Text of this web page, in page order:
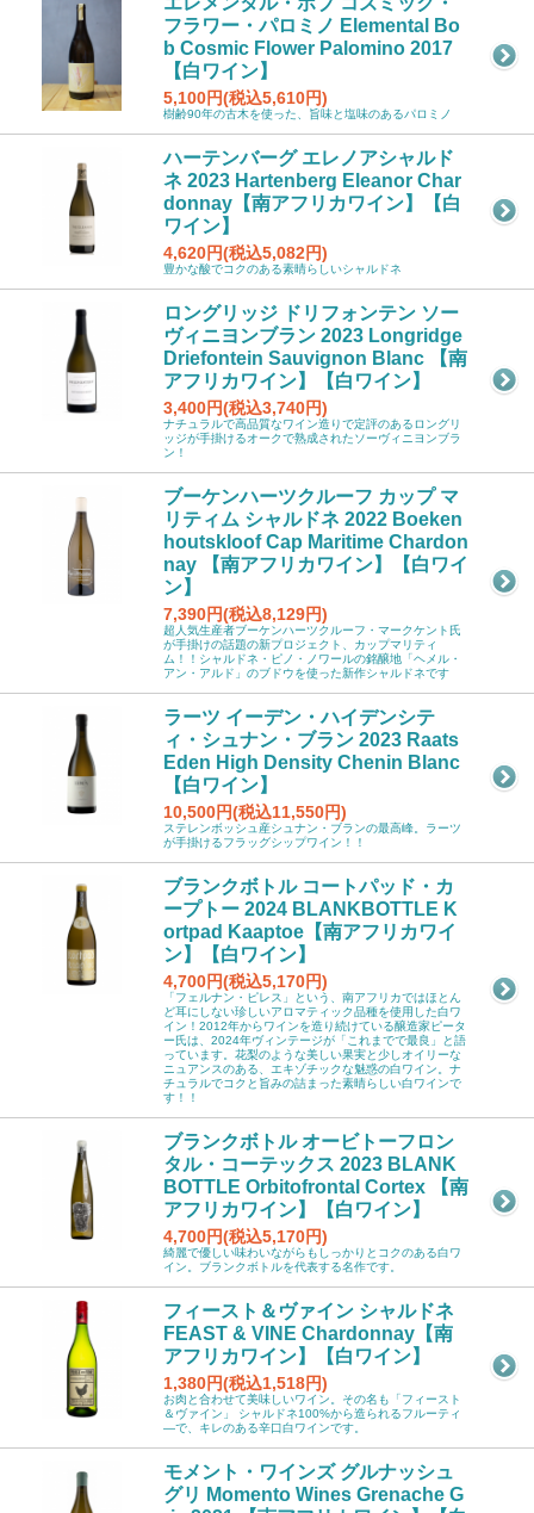
フラワー・パロミノ Elemental Bo
b Cosmic Flower Palomino 2017
【白ワイン】
5,100円(税込5,610円)
樹齢90年の古木を使った、旨味と塩味のあるパロミノ
ハーテンバーグ エレノアシャルド
ネ 2023 Hartenberg Eleanor Char
donnay【南アフリカワイン】【白
ワイン】
4,620円(税込5,082円)
豊かな酸でコクのある素晴らしいシャルドネ
ロングリッジ ドリフォンテン ソー
ヴィニヨンブラン 2023 Longridge
Driefontein Sauvignon Blanc 【南
アフリカワイン】【白ワイン】
3,400円(税込3,740円)
ナチュラルで高品質なワイン造りで定評のあるロングリ
ッジが手掛けるオークで熟成されたソーヴィニヨンブラ
ン！
ブーケンハーツクルーフ カップ マ
リティム シャルドネ 2022 Boeken
houtskloof Cap Maritime Chardon
nay 【南アフリカワイン】【白ワイ
ン】
7,390円(税込8,129円)
超人気生産者ブーケンハーツクルーフ・マークケント氏
が手掛けの話題の新プロジェクト、カップマリティ
ム！！シャルドネ・ピノ・ノワールの銘醸地「ヘメル・
アン・アルド」のブドウを使った新作シャルドネです
ラーツ イーデン・ハイデンシテ
ィ・シュナン・ブラン 2023 Raats
Eden High Density Chenin Blanc
【白ワイン】
10,500円(税込11,550円)
ステレンボッシュ産シュナン・ブランの最高峰。ラーツ
が手掛けるフラッグシップワイン！！
ブランクボトル コートパッド・カ
ープトー 2024 BLANKBOTTLE K
ortpad Kaaptoe【南アフリカワイ
ン】【白ワイン】
4,700円(税込5,170円)
「フェルナン・ピレス」という、南アフリカではほとん
ど耳にしない珍しいアロマティック品種を使用した白ワ
イン！2012年からワインを造り続けている醸造家ピータ
ー氏は、2024年ヴィンテージが「これまでで最良」と語
っています。花梨のような美しい果実と少しオイリーな
ニュアンスのある、エキゾチックな魅惑の白ワイン。ナ
チュラルでコクと旨みの詰まった素晴らしい白ワインで
す！！
ブランクボトル オービトーフロン
タル・コーテックス 2023 BLANK
BOTTLE Orbitofrontal Cortex 【南
アフリカワイン】【白ワイン】
4,700円(税込5,170円)
綺麗で優しい味わいながらもしっかりとコクのある白ワ
イン。ブランクボトルを代表する名作です。
フィースト＆ヴァイン シャルドネ
FEAST & VINE Chardonnay【南
アフリカワイン】【白ワイン】
1,380円(税込1,518円)
お肉と合わせて美味しいワイン。その名も「フィースト
＆ヴァイン」 シャルドネ100%から造られるフルーティ
―で、キレのある辛口白ワインです。
モメント・ワインズ グルナッシュ
グリ Momento Wines Grenache G